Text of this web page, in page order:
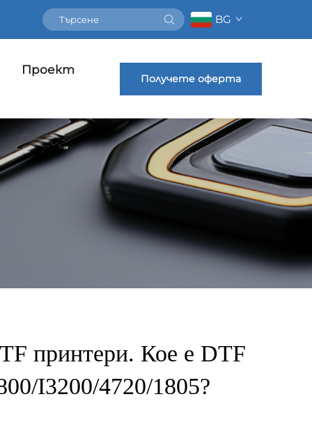
BG
Проект
Получете оферта
принтери. Кое е DTF
I3200/4720/1805?